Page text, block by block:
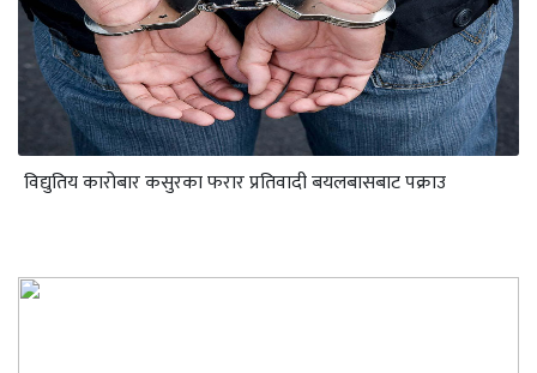
विद्युतिय कारोबार कसुरका फरार प्रतिवादी बयलबासबाट पक्राउ